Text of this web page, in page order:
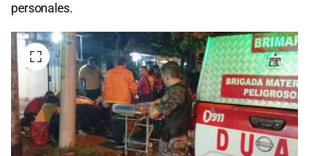
personales.